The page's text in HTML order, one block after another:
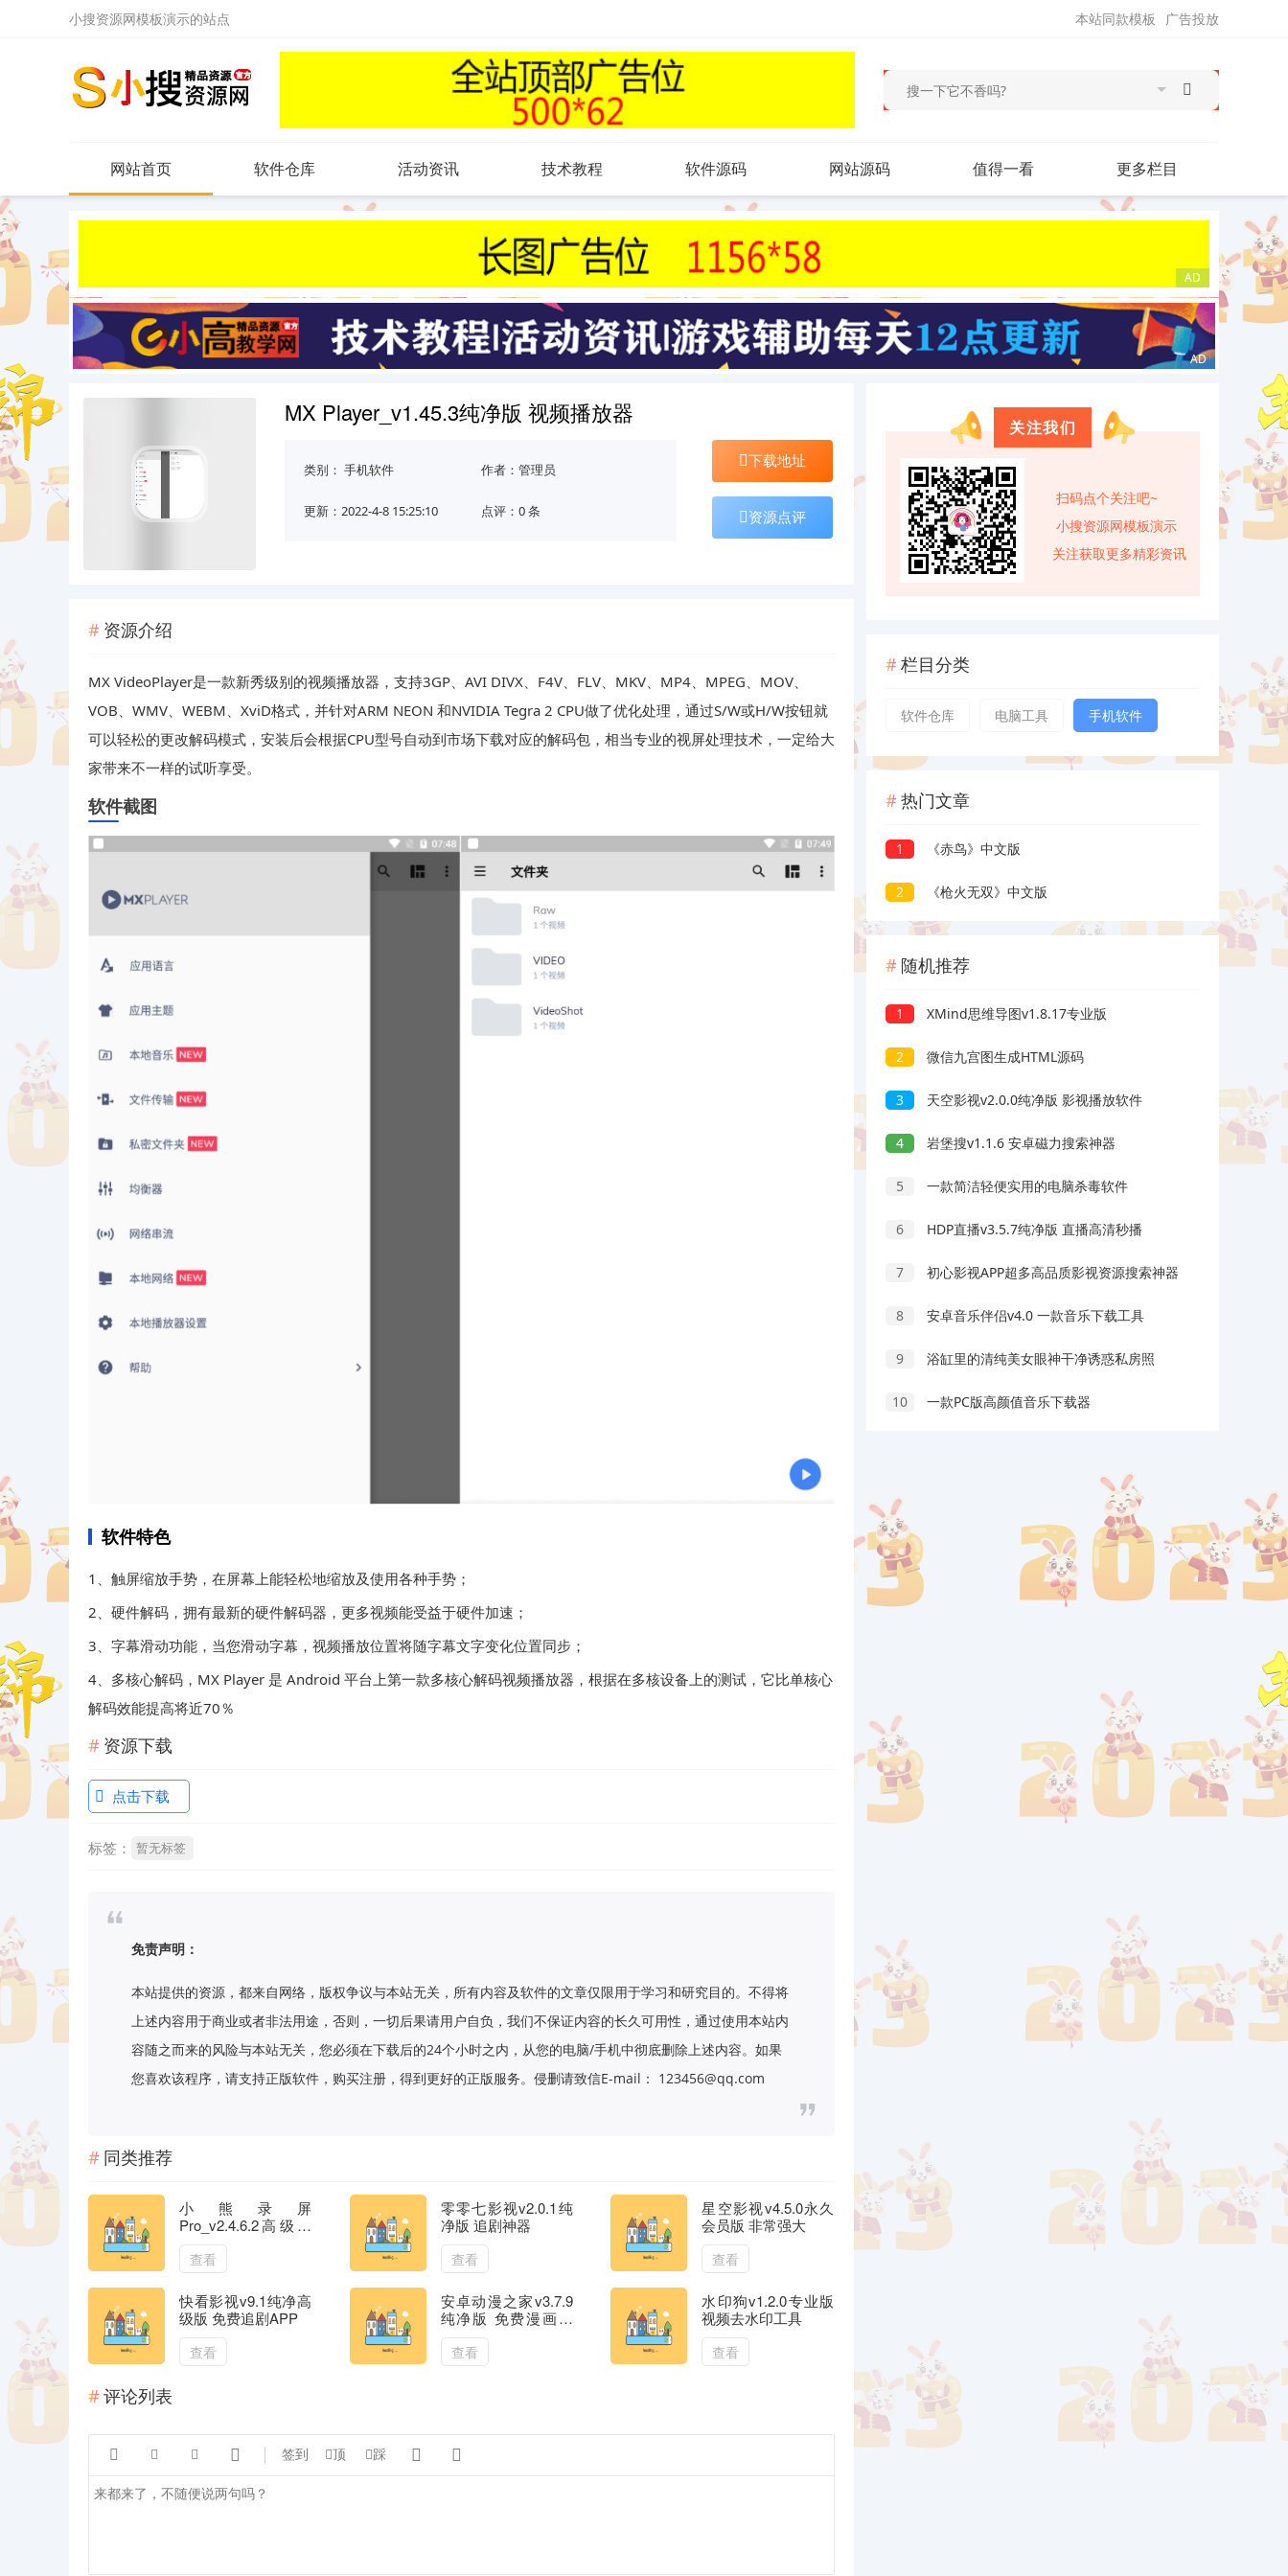
小搜资源网模板演示的站点 广告投放
本站同款模板
网站首页 软件仓库 活动资讯 技术教程 软件源码 网站源码 值得一看 更多栏目
MX Player_v1.45.3纯净版 视频播放器
类别： 手机软件 作者：管理员
更新：2022-4-8 15:25:10 点评：0 条
下载地址
资源点评
资源介绍
MX VideoPlayer是一款新秀级别的视频播放器，支持3GP、AVI DIVX、F4V、FLV、MKV、MP4、MPEG、MOV、
VOB、WMV、WEBM、XviD格式，并针对ARM NEON 和NVIDIA Tegra 2 CPU做了优化处理，通过S/W或H/W按钮就
可以轻松的更改解码模式，安装后会根据CPU型号自动到市场下载对应的解码包，相当专业的视屏处理技术，一定给大
家带来不一样的试听享受。
软件截图
软件特色
1、触屏缩放手势，在屏幕上能轻松地缩放及使用各种手势；
2、硬件解码，拥有最新的硬件解码器，更多视频能受益于硬件加速；
3、字幕滑动功能，当您滑动字幕，视频播放位置将随字幕文字变化位置同步；
4、多核心解码，MX Player 是 Android 平台上第一款多核心解码视频播放器，根据在多核设备上的测试，它比单核心
解码效能提高将近70％
资源下载
点击下载
标签： 暂无标签
免责声明：
本站提供的资源，都来自网络，版权争议与本站无关，所有内容及软件的文章仅限用于学习和研究目的。不得将
上述内容用于商业或者非法用途，否则，一切后果请用户自负，我们不保证内容的长久可用性，通过使用本站内
容随之而来的风险与本站无关，您必须在下载后的24个小时之内，从您的电脑/手机中彻底删除上述内容。如果
您喜欢该程序，请支持正版软件，购买注册，得到更好的正版服务。侵删请致信E-mail： 123456@qq.com
同类推荐
小熊录屏
Pro_v2.4.6.2高级版
手机录屏
查看
零零七影视v2.0.1纯
净版 追剧神器
查看
星空影视v4.5.0永久
会员版 非常强大
查看
快看影视v9.1纯净高
级版 免费追剧APP
查看
安卓动漫之家v3.7.9
纯净版 免费漫画二
次元小说
查看
水印狗v1.2.0专业版
视频去水印工具
查看
评论列表
    签到 顶 踩  
关注我们
扫码点个关注吧~
小搜资源网模板演示
关注获取更多精彩资讯
栏目分类
软件仓库 电脑工具 手机软件
热门文章
1 《赤鸟》中文版
2 《枪火无双》中文版
随机推荐
1 XMind思维导图v1.8.17专业版
2 微信九宫图生成HTML源码
3 天空影视v2.0.0纯净版 影视播放软件
4 岩堡搜v1.1.6 安卓磁力搜索神器
5 一款简洁轻便实用的电脑杀毒软件
6 HDP直播v3.5.7纯净版 直播高清秒播
7 初心影视APP超多高品质影视资源搜索神器
8 安卓音乐伴侣v4.0 一款音乐下载工具
9 浴缸里的清纯美女眼神干净诱惑私房照
10 一款PC版高颜值音乐下载器